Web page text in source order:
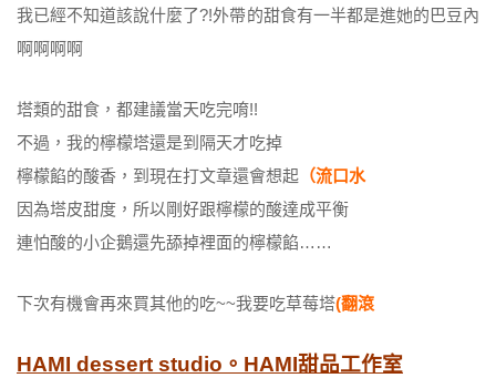
我已經不知道該說什麼了?!外帶的甜食有一半都是進她的巴豆內
啊啊啊啊
塔類的甜食，都建議當天吃完唷!!
不過，我的檸檬塔還是到隔天才吃掉
檸檬餡的酸香，到現在打文章還會想起 （流口水
因為塔皮甜度，所以剛好跟檸檬的酸達成平衡
連怕酸的小企鵝還先舔掉裡面的檸檬餡……
下次有機會再來買其他的吃~~我要吃草莓塔(翻滾
HAMI dessert studio。HAMI甜品工作室